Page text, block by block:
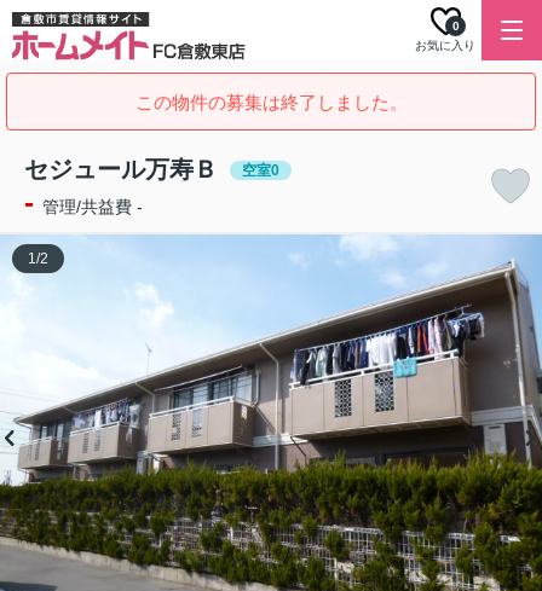
お気に入り
0
この物件の募集は終了しました。
セジュール万寿Ｂ 空室0
- 管理/共益費 -
1/2